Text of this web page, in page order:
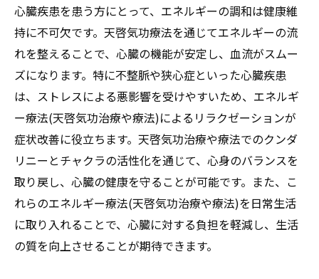
心臓疾患を患う方にとって、エネルギーの調和は健康維
持に不可欠です。天啓気功療法を通じてエネルギーの流
れを整えることで、心臓の機能が安定し、血流がスムー
ズになります。特に不整脈や狭心症といった心臓疾患
は、ストレスによる悪影響を受けやすいため、エネルギ
ー療法(天啓気功治療や療法)によるリラクゼーションが
症状改善に役立ちます。天啓気功治療や療法でのクンダ
リニーとチャクラの活性化を通じて、心身のバランスを
取り戻し、心臓の健康を守ることが可能です。また、こ
れらのエネルギー療法(天啓気功治療や療法)を日常生活
に取り入れることで、心臓に対する負担を軽減し、生活
の質を向上させることが期待できます。